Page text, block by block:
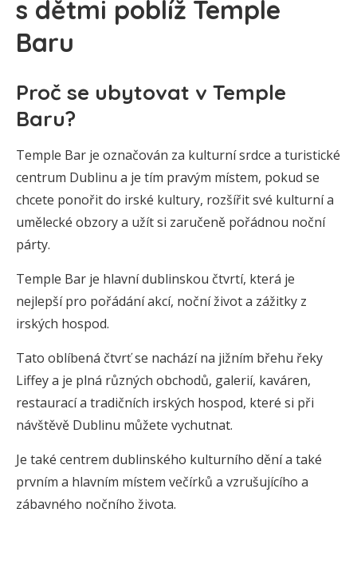
s dětmi poblíž Temple
Baru
Proč se ubytovat v Temple
Baru?
Temple Bar je označován za kulturní srdce a turistické
centrum Dublinu a je tím pravým místem, pokud se
chcete ponořit do irské kultury, rozšířit své kulturní a
umělecké obzory a užít si zaručeně pořádnou noční
párty.
Temple Bar je hlavní dublinskou čtvrtí, která je
nejlepší pro pořádání akcí, noční život a zážitky z
irských hospod.
Tato oblíbená čtvrť se nachází na jižním břehu řeky
Liffey a je plná různých obchodů, galerií, kaváren,
restaurací a tradičních irských hospod, které si při
návštěvě Dublinu můžete vychutnat.
Je také centrem dublinského kulturního dění a také
prvním a hlavním místem večírků a vzrušujícího a
zábavného nočního života.